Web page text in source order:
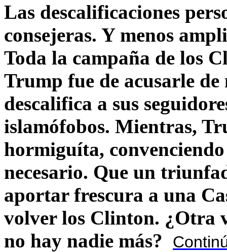
Las descalificaciones
consejeras. Y menos
Toda la campaña de los
Trump fue de acusarle
descalifica a sus
islamófobos. Mientras,
hormiguíta,
necesario. Que un
aportar frescura a una
volver los Clinton. ¿Otra
no hay nadie más?